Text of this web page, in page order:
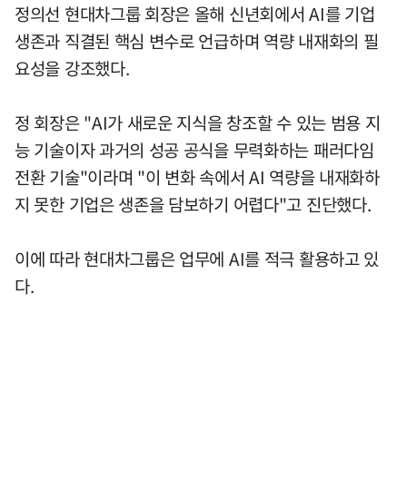
정의선 현대차그룹 회장은 올해 신년회에서 AI를 기업
생존과 직결된 핵심 변수로 언급하며 역량 내재화의 필
요성을 강조했다.
정 회장은 "AI가 새로운 지식을 창조할 수 있는 범용 지
능 기술이자 과거의 성공 공식을 무력화하는 패러다임
전환 기술"이라며 "이 변화 속에서 AI 역량을 내재화하
지 못한 기업은 생존을 담보하기 어렵다"고 진단했다.
이에 따라 현대차그룹은 업무에 AI를 적극 활용하고 있
다.